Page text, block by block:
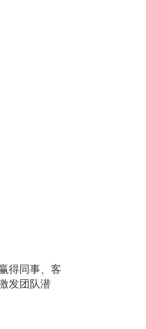
得同事、客
发团队潜